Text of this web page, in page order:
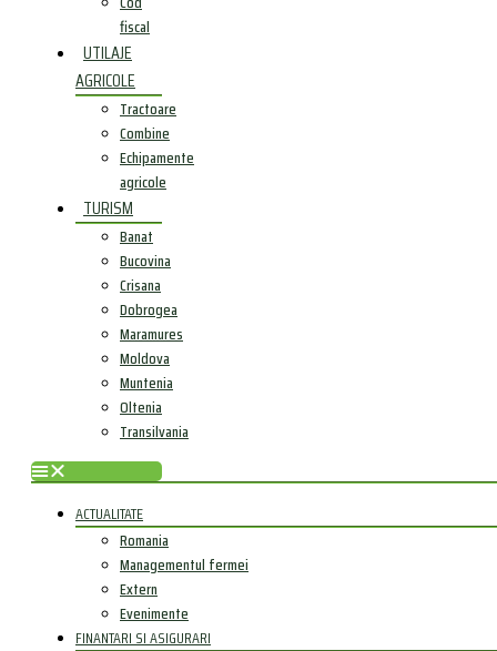
fiscal
UTILAJE
AGRICOLE
Tractoare
Combine
Echipamente
agricole
TURISM
Banat
Bucovina
Crisana
Dobrogea
Maramures
Moldova
Muntenia
Oltenia
Transilvania
ACTUALITATE
Romania
Managementul fermei
Extern
Evenimente
FINANTARI SI ASIGURARI